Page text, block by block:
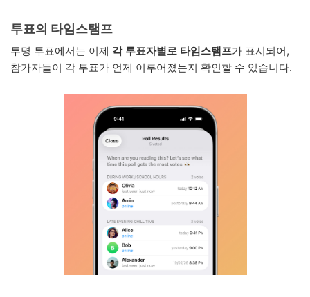
투표의 타임스탬프
투명 투표에서는 이제 각 투표자별로 타임스탬프가 표시되어,
참가자들이 각 투표가 언제 이루어졌는지 확인할 수 있습니다.